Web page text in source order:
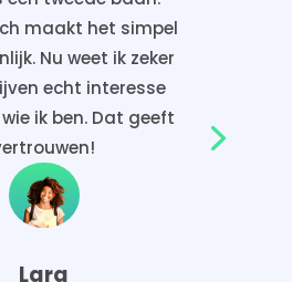
maakt het simpel
Nu weet ik zeker
echt interesse
ik ben. Dat geeft
Lara